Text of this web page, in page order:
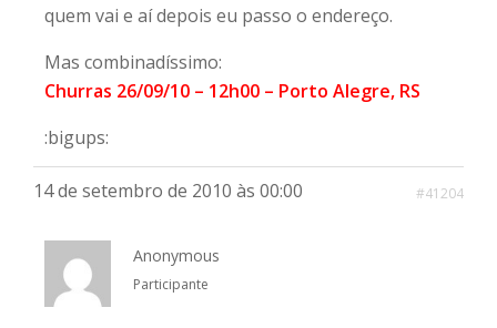
quem vai e aí depois eu passo o endereço.
Mas combinadíssimo:
Churras 26/09/10 – 12h00 – Porto Alegre, RS
:bigups:
14 de setembro de 2010 às 00:00 #41204
Anonymous
Participante